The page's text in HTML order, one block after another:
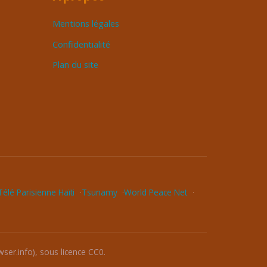
Mentions légales
Confidentialité
Plan du site
Parisienne Haïti Tsunamy World Peace Net
sous licence CC0.